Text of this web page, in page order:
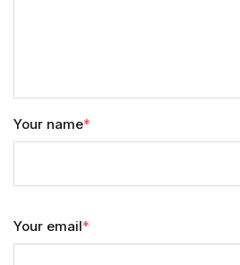
Your name*
Your email*